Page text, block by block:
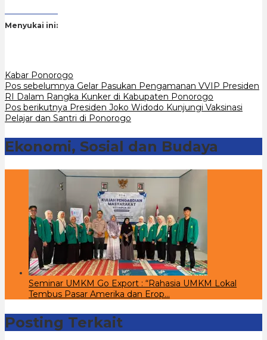
Menyukai ini:
Kabar Ponorogo
Navigasi
pos
Pos sebelumnya Gelar Pasukan Pengamanan VVIP Presiden
RI Dalam Rangka Kunker di Kabupaten Ponorogo
Pos berikutnya Presiden Joko Widodo Kunjungi Vaksinasi
Pelajar dan Santri di Ponorogo
Ekonomi, Sosial dan Budaya
Seminar UMKM Go Export : “Rahasia UMKM Lokal
Tembus Pasar Amerika dan Erop…
Posting Terkait